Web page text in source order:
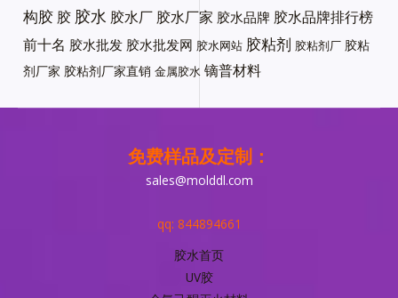
构胶 胶 胶水 胶水厂 胶水厂家 胶水品牌 胶水品牌排行榜
前十名 胶水批发 胶水批发网 胶水网站 胶粘剂 胶粘剂厂 胶粘
剂厂家 胶粘剂厂家直销 金属胶水 镝普材料
免费样品及定制：
sales@molddl.com
qq: 844894661
胶水首页
UV胶